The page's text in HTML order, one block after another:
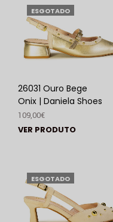
ESGOTADO
26031 Ouro Bege
Onix | Daniela Shoes
109,00€
VER PRODUTO
ESGOTADO